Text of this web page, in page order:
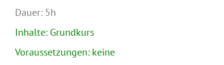
Dauer: 5h
Inhalte: Grundkurs
Voraussetzungen: keine